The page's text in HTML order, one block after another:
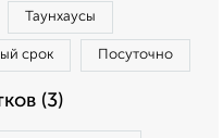
Таунхаусы
срок Посуточно
(3)